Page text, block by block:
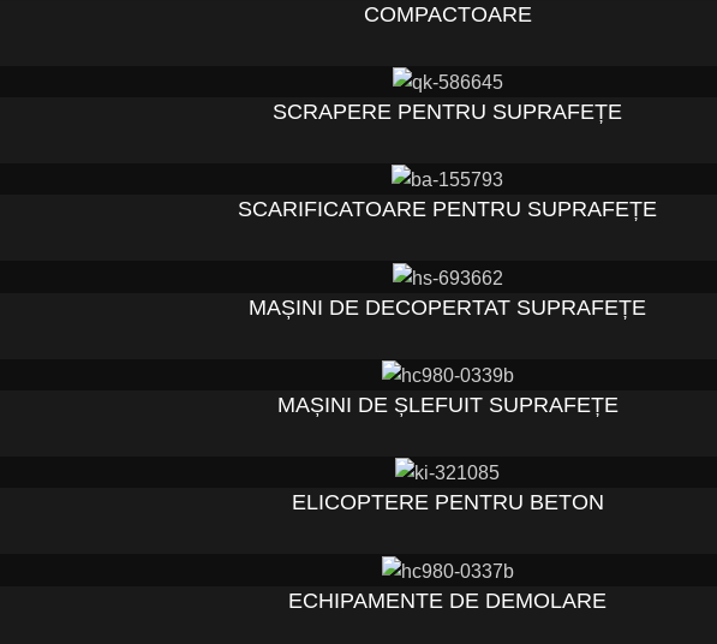
COMPACTOARE
SCRAPERE PENTRU SUPRAFEȚE
SCARIFICATOARE PENTRU SUPRAFEȚE
MAȘINI DE DECOPERTAT SUPRAFEȚE
MAȘINI DE ȘLEFUIT SUPRAFEȚE
ELICOPTERE PENTRU BETON
ECHIPAMENTE DE DEMOLARE